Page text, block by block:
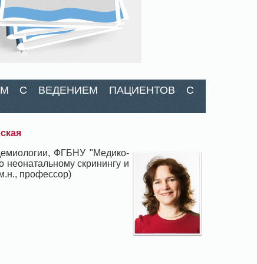
С ВЕДЕНИЕМ ПАЦИЕНТОВ С
ФГБНУ "Медико-
неонатальному скринингу и
профессор)